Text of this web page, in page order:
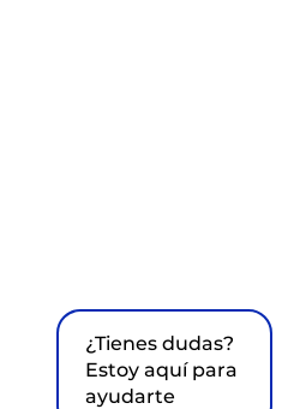
¿Tienes dudas?
Estoy aquí para
ayudarte